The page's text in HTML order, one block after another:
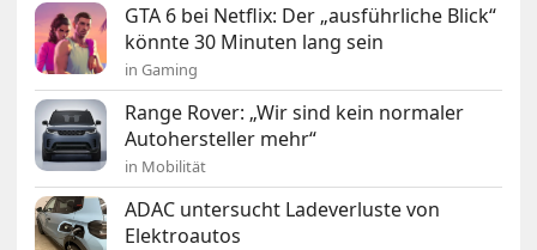
GTA 6 bei Netflix: Der „ausführliche Blick“
könnte 30 Minuten lang sein
in Gaming
Range Rover: „Wir sind kein normaler
Autohersteller mehr“
in Mobilität
ADAC untersucht Ladeverluste von
Elektroautos